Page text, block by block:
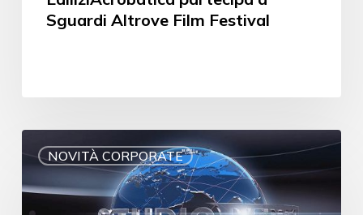
Sguardi Altrove Film Festival
NOVITÀ CORPORATE